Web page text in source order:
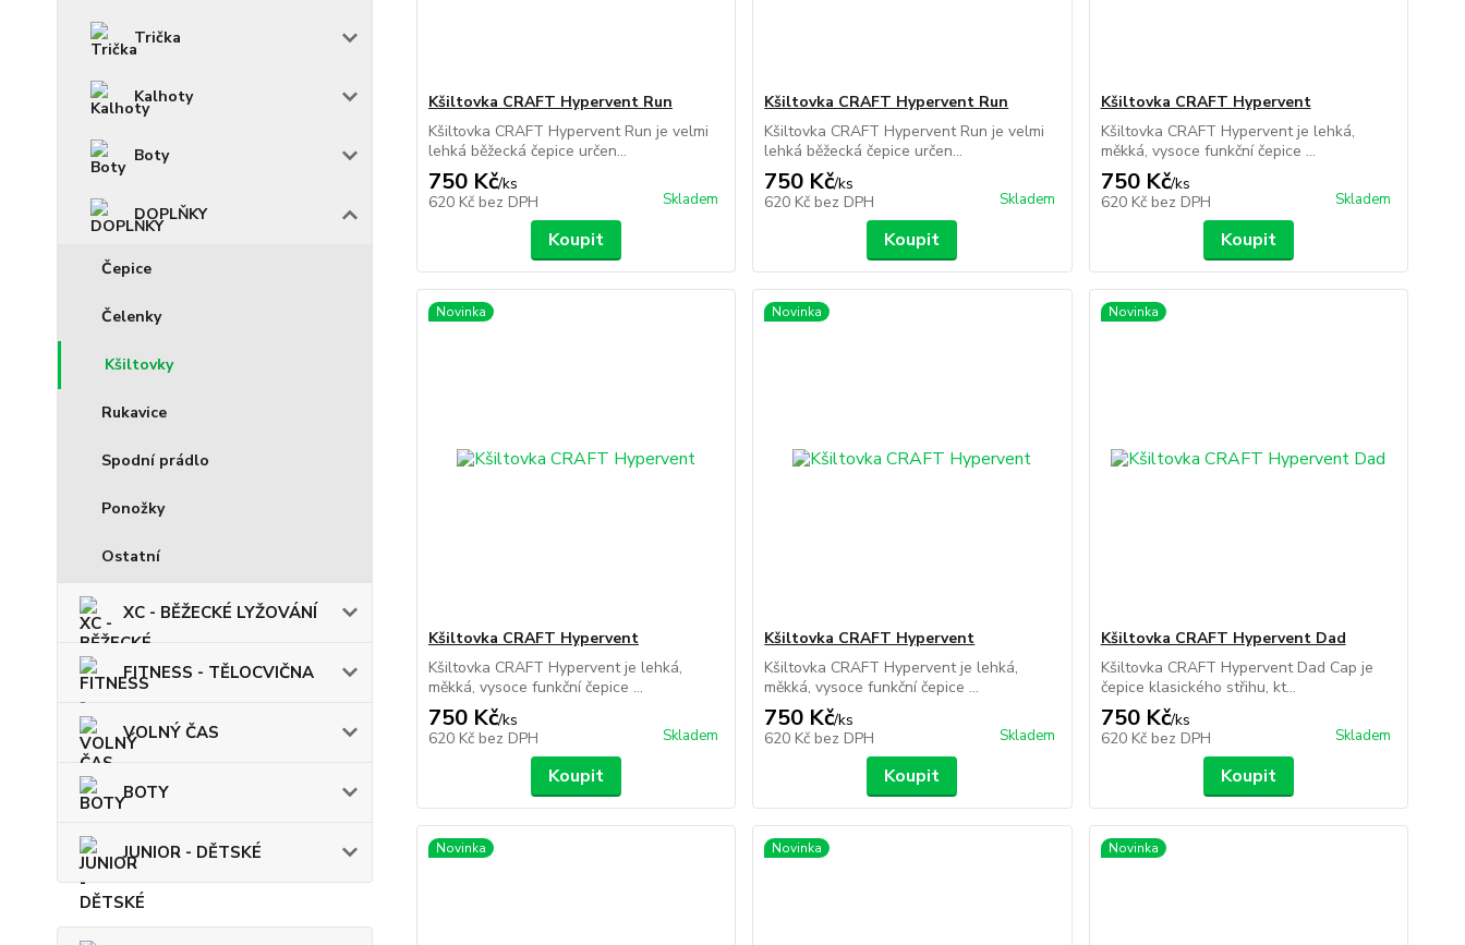
Trička
Kalhoty
Boty
DOPLŇKY
Čepice
Čelenky
Kšiltovky
Rukavice
Spodní prádlo
Ponožky
Ostatní
XC - BĚŽECKÉ LYŽOVÁNÍ
FITNESS - TĚLOCVIČNA
VOLNÝ ČAS
BOTY
JUNIOR - DĚTSKÉ
Kšiltovka CRAFT Hypervent Run
Kšiltovka CRAFT Hypervent Run je velmi
lehká běžecká čepice určen...
750 Kč/ks
620 Kč bez DPH Skladem
Koupit
Kšiltovka CRAFT Hypervent Run
Kšiltovka CRAFT Hypervent Run je velmi
lehká běžecká čepice určen...
750 Kč/ks
620 Kč bez DPH Skladem
Koupit
Kšiltovka CRAFT Hypervent
Kšiltovka CRAFT Hypervent je lehká,
měkká, vysoce funkční čepice ...
750 Kč/ks
620 Kč bez DPH Skladem
Koupit
Novinka
Kšiltovka CRAFT Hypervent
Kšiltovka CRAFT Hypervent je lehká,
měkká, vysoce funkční čepice ...
750 Kč/ks
620 Kč bez DPH Skladem
Koupit
Novinka
Kšiltovka CRAFT Hypervent
Kšiltovka CRAFT Hypervent je lehká,
měkká, vysoce funkční čepice ...
750 Kč/ks
620 Kč bez DPH Skladem
Koupit
Novinka
Kšiltovka CRAFT Hypervent Dad
Kšiltovka CRAFT Hypervent Dad Cap je
čepice klasického střihu, kt...
750 Kč/ks
620 Kč bez DPH Skladem
Koupit
Novinka Novinka Novinka